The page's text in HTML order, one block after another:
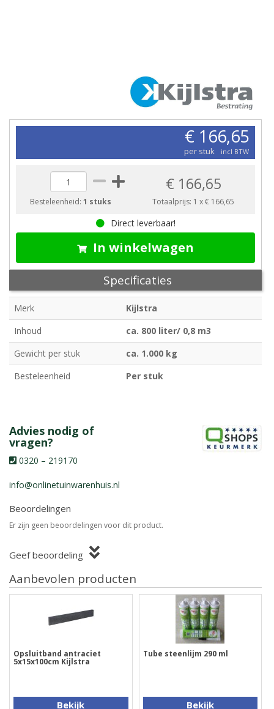
€ 166,65
per stuk incl BTW
Besteleenheid:1 stuks
€ 166,65
Totaalprijs: 1 x€ 166,65
Direct leverbaar!
In winkelwagen
Specificaties
Merk
Kijlstra
Inhoud
ca. 800 liter/ 0,8 m3
Gewicht per stuk
ca. 1.000 kg
Besteleenheid
Per stuk
Advies nodig of
vragen?
0320 – 219170
info@onlinetuinwarenhuis.nl
Beoordelingen
Er zijn geen beoordelingen voor dit product.
Geef beoordeling
Aanbevolen producten
Opsluitband antraciet
5x15x100cm Kijlstra
Bekijk
Tube steenlijm 290 ml
Bekijk